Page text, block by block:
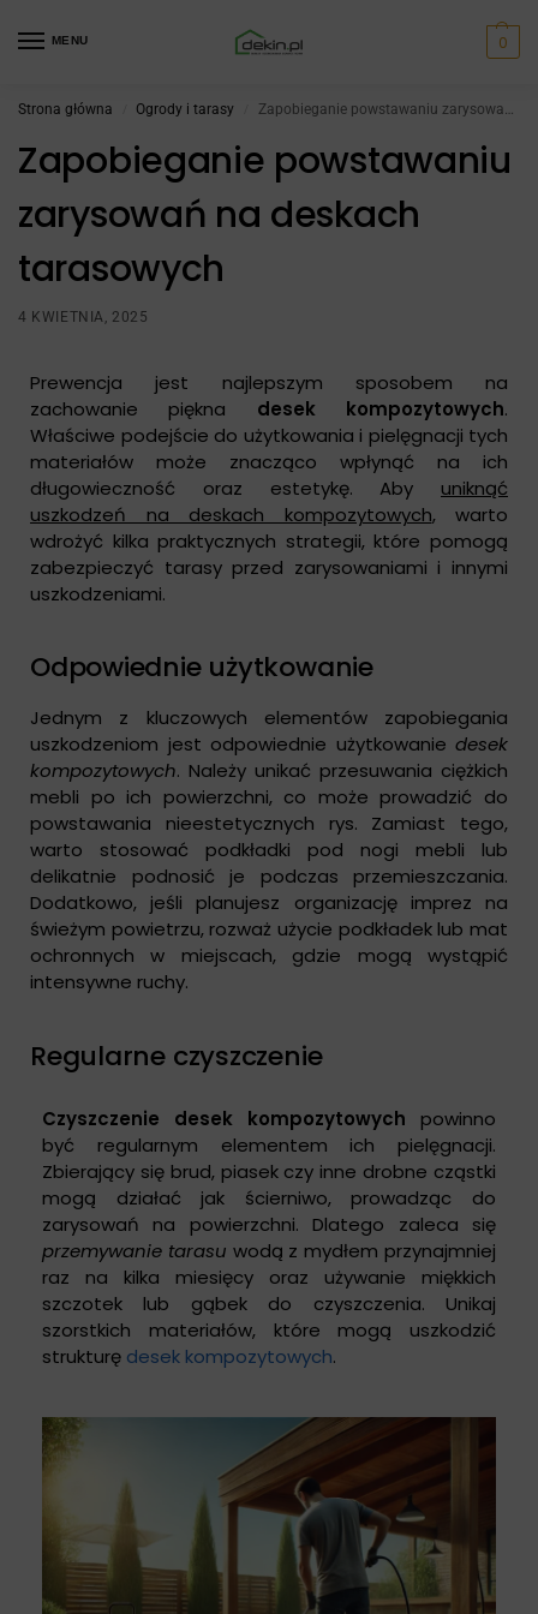
MENU 0
Strona główna Ogrody i tarasy Zapobieganie powstawaniu zarysowań na deskach tarasowych
Zapobieganie powstawaniu
zarysowań na deskach
tarasowych
4 KWIETNIA, 2025
Prewencja jest najlepszym sposobem na
zachowanie piękna desek kompozytowych.
Właściwe podejście do użytkowania i pielęgnacji tych
materiałów może znacząco wpłynąć na ich
długowieczność oraz estetykę. Aby uniknąć
uszkodzeń na deskach kompozytowych, warto
wdrożyć kilka praktycznych strategii, które pomogą
zabezpieczyć tarasy przed zarysowaniami i innymi
uszkodzeniami.
Odpowiednie użytkowanie
Jednym z kluczowych elementów zapobiegania
uszkodzeniom jest odpowiednie użytkowanie desek
kompozytowych. Należy unikać przesuwania ciężkich
mebli po ich powierzchni, co może prowadzić do
powstawania nieestetycznych rys. Zamiast tego,
warto stosować podkładki pod nogi mebli lub
delikatnie podnosić je podczas przemieszczania.
Dodatkowo, jeśli planujesz organizację imprez na
świeżym powietrzu, rozważ użycie podkładek lub mat
ochronnych w miejscach, gdzie mogą wystąpić
intensywne ruchy.
Regularne czyszczenie
Czyszczenie desek kompozytowych powinno
być regularnym elementem ich pielęgnacji.
Zbierający się brud, piasek czy inne drobne cząstki
mogą działać jak ścierniwo, prowadząc do
zarysowań na powierzchni. Dlatego zaleca się
przemywanie tarasu wodą z mydłem przynajmniej
raz na kilka miesięcy oraz używanie miękkich
szczotek lub gąbek do czyszczenia. Unikaj
szorstkich materiałów, które mogą uszkodzić
strukturę desek kompozytowych.